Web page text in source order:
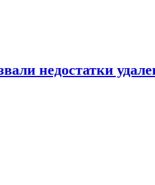
недостатки